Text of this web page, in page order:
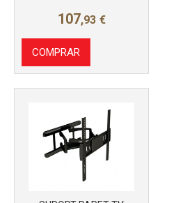
107,93 €
COMPRAR